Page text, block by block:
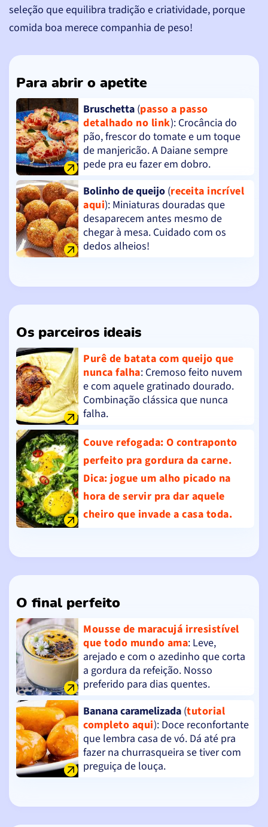
seleção que equilibra tradição e criatividade, porque
comida boa merece companhia de peso!
Para abrir o apetite
Bruschetta (passo a passo
detalhado no link): Crocância do
pão, frescor do tomate e um toque
de manjericão. A Daiane sempre
pede pra eu fazer em dobro.
Bolinho de queijo (receita incrível
aqui): Miniaturas douradas que
desaparecem antes mesmo de
chegar à mesa. Cuidado com os
dedos alheios!
Os parceiros ideais
Purê de batata com queijo que
nunca falha: Cremoso feito nuvem
e com aquele gratinado dourado.
Combinação clássica que nunca
falha.
Couve refogada: O contraponto
perfeito pra gordura da carne.
Dica: jogue um alho picado na
hora de servir pra dar aquele
cheiro que invade a casa toda.
O final perfeito
Mousse de maracujá irresistível
que todo mundo ama: Leve,
arejado e com o azedinho que corta
a gordura da refeição. Nosso
preferido para dias quentes.
Banana caramelizada (tutorial
completo aqui): Doce reconfortante
que lembra casa de vó. Dá até pra
fazer na churrasqueira se tiver com
preguiça de louça.